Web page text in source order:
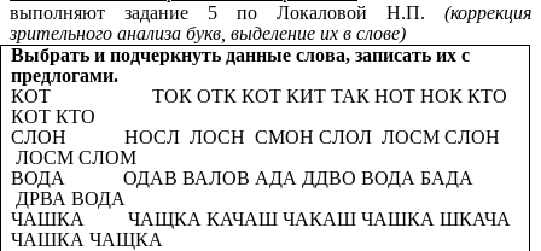
выполняют задание 5 по Локаловой Н.П.
(коррекция
зрительного анализа букв, выделение их в слове)
Выбрать и подчеркнуть данные слова, записать их с
предлогами.
КОТ ТОК ОТК КОТ КИТ ТАК НОТ НОК КТО
КОТ КТО
СЛОН НОСЛ ЛОСН СМОН СЛОЛ ЛОСМ СЛОН
ЛОСМ СЛОМ
ВОДА ОДАВ ВАЛОВ АДА ДДВО ВОДА БАДА
ДРВА ВОДА
ЧАШКА ЧАЩКА КАЧАШ ЧАКАШ ЧАШКА ШКАЧА
ЧАШКА ЧАЩКА